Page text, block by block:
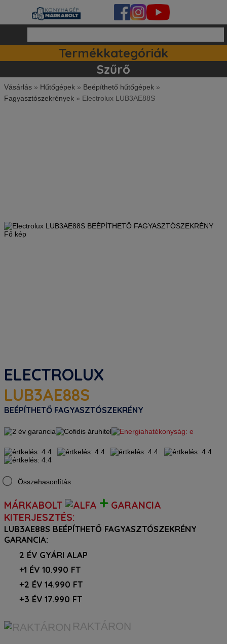
Termékkategóriák
Szűrő
Vásárlás » Hűtőgépek » Beépíthető hűtőgépek »
Fagyasztószekrények » Electrolux LUB3AE88S
ELECTROLUX
LUB3AE88S
BEÉPÍTHETŐ FAGYASZTÓSZEKRÉNY
Összehasonlítás
MÁRKABOLT + GARANCIA
KITERJESZTÉS:
LUB3AE88S BEÉPÍTHETŐ FAGYASZTÓSZEKRÉNY
GARANCIA:
2 ÉV GYÁRI ALAP
+1 ÉV 10.990 FT
+2 ÉV 14.990 FT
+3 ÉV 17.990 FT
RAKTÁRON